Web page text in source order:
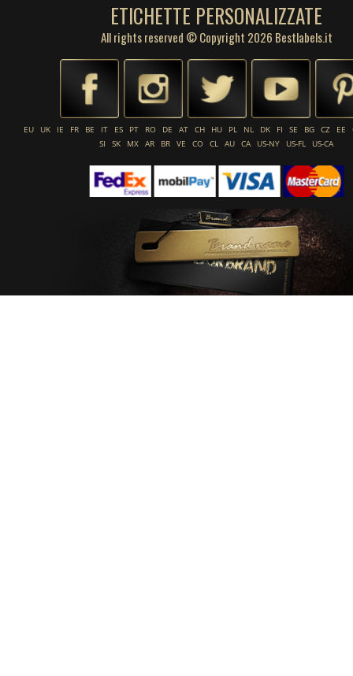
ETICHETTE PERSONALIZZATE
All rights reserved © Copyright 2026 Bestlabels.it
EU UK IE FR BE IT ES PT RO DE AT CH HU PL NL DK FI SE BG CZ EE
SI
SK MX AR BR VE CO CL AU CA US-NY US-FL US-CA